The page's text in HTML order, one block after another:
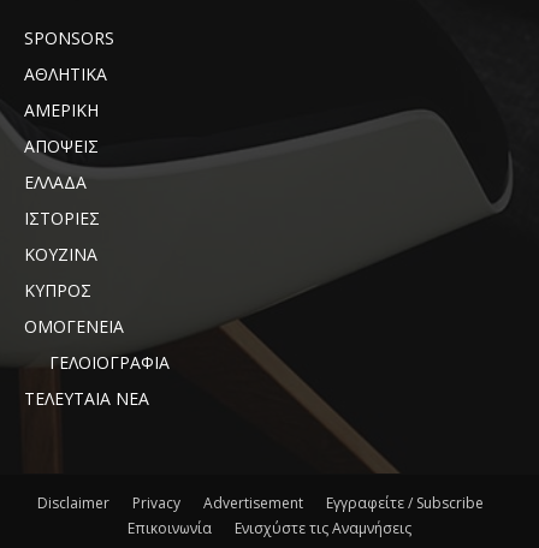
SPONSORS
ΑΘΛΗΤΙΚΑ
ΑΜΕΡΙΚΗ
ΑΠΟΨΕΙΣ
ΕΛΛΑΔΑ
ΙΣΤΟΡΙΕΣ
ΚΟΥΖΙΝΑ
ΚΥΠΡΟΣ
ΟΜΟΓΕΝΕΙΑ
ΓΕΛΟΙΟΓΡΑΦΙΑ
ΤΕΛΕΥΤΑΙΑ ΝΕΑ
Disclaimer Privacy Advertisement
Εγγραφείτε / Subscribe
Επικοινωνία
Ενισχύστε τις Αναμνήσεις